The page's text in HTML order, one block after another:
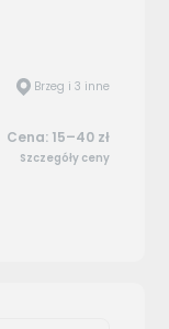
Brzeg i 3 inne
Cena: 15–40 zł
Szczegóły ceny